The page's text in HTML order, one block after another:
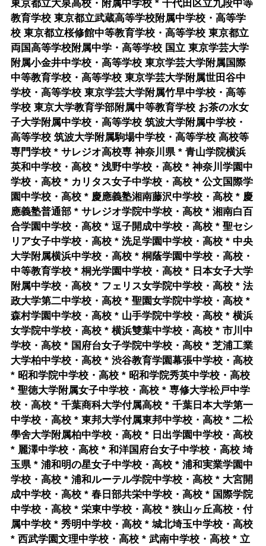
東京都立大泉高校・附属中学校 * 千代田区立九段中等
教育学校 東京都立武蔵高等学校附属中学校・高等学
校 東京都立桜修館中等教育学校・高等学校 東京都立
両国高等学校附属中学・高等学校 国立 東京学芸大学
附属小金井中学校・高等学校 東京学芸大学附属国際
中等教育学校・高等学校 東京学芸大学附属世田谷中
学校・高等学校 東京学芸大学附属竹早中学校・高等
学校 東京大学教育学部附属中等教育学校 お茶の水女
子大学附属中学校・高等学校 筑波大学附属中学校・
高等学校 筑波大学附属駒場中学校・高等学校 高校等
専門学校 * サレジオ高校専 神奈川県 * 青山学院横浜
英和中学校・高校 * 浅野中学校・高校 * 神奈川学園中
学校・高校 * カリタス女子中学校・高校 * 公文国際学
園中学校・高校 * 慶應義塾湘南藤沢中学校・高校 * 慶
應義塾普通部 * サレジオ学院中学校・高校 * 湘南白百
合学園中学校・高校 * 逗子開成中学校・高校 * 聖セシ
リア女子中学校・高校 * 洗足学園中学校・高校 * 中央
大学附属横浜中学校・高校 * 桐蔭学園中学校・高校・
中等教育学校 * 桐光学園中学校・高校 * 日本女子大学
附属中学校・高校 * フェリス女学院中学校・高校 * 法
政大学第二中学校・高校 * 聖園女学院中学校・高校 *
森村学園中学校・高校 * 山手学院中学校・高校 * 横浜
女学院中学校・高校 * 横浜雙葉中学校・高校 * 市川中
学校・高校 * 国府台女子学院中学校・高校 * 芝浦工業
大学柏中学校・高校 * 渋谷教育学園幕張中学校・高校
* 昭和学院中学校・高校 * 昭和学院秀英中学校・高校
* 聖徳大学附属女子中学校・高校 * 専修大学松戸中学
校・高校 * 千葉商科大学付属高校 * 千葉日本大学第一
中学校・高校 * 東邦大学付属東邦中学校・高校 * 二松
學舍大学附属柏中学校・高校 * 日出学園中学校・高校
* 麗澤中学校・高校 * 和洋国府台女子中学校・高校 埼
玉県 * 浦和明の星女子中学校・高校 * 浦和実業学園中
学校・高校 * 浦和ルーテル学院中学校・高校 * 大宮開
成中学校・高校 * 春日部共栄中学校・高校 * 国際学院
中学校・高校 * 栄東中学校・高校 * 狭山ヶ丘高校・付
属中学校 * 秀明中学校・高校 * 城北埼玉中学校・高校
* 西武学園文理中学校・高校 * 武南中学校・高校 * 立